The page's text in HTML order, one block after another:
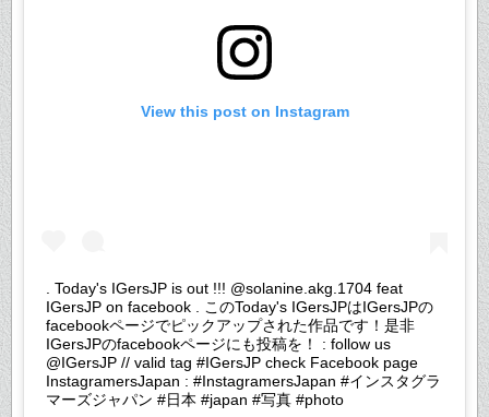
View this post on Instagram
. Today's IGersJP is out !!! @solanine.akg.1704 feat
IGersJP on facebook . このToday's IGersJPはIGersJPの
facebookページでピックアップされた作品です！是非
IGersJPのfacebookページにも投稿を！ : follow us
@IGersJP // valid tag #IGersJP check Facebook page
InstagramersJapan : #InstagramersJapan #インスタグラ
マーズジャパン #日本 #japan #写真 #photo